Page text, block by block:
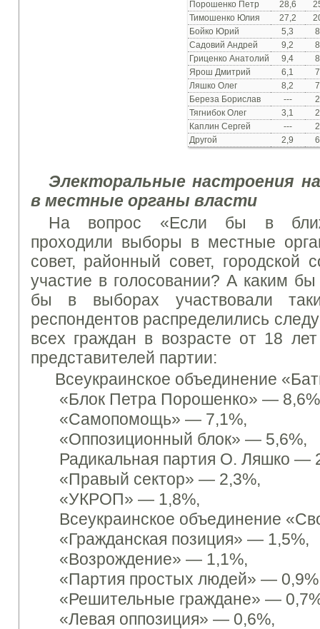
Порошенко Петр
28,6
Тимошенко Юлия
27,2
Бойко Юрий
5,3
Садовий Андрей
9,2
Гриценко Анатолий
9,4
Ярош Дмитрий
6,1
Ляшко Олег
8,2
Береза Борислав
---
Тягнибок Олег
3,1
Каплин Сергей
---
Другой
2,9
Электоральные настроения
в местные органы власти
На вопрос «Если бы в
проходили выборы в местные
совет, районный совет,
участие в голосовании? А каким
бы в выборах участвовали
респондентов распределились
всех граждан в возрасте от 18
представителей партии:
Всеукраинское объединение
«Блок Петра Порошенко» —
«Самопомощь» — 7,1%,
«Оппозиционный блок» — 5,6%,
Радикальная партия О. Ляшко —
«Правый сектор» — 2,3%,
«УКРОП» — 1,8%,
Всеукраинское объединение
«Гражданская позиция» — 1,5%,
«Возрождение» — 1,1%,
«Партия простых людей» —
«Решительные граждане» —
«Левая оппозиция» — 0,6%,